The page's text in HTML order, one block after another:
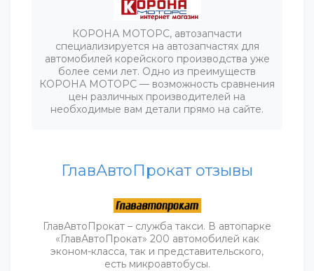
КОРОНА МОТОРС, автозапчасти
специализируется на автозапчастях для
автомобилей корейского производства уже
более семи лет. Одно из преимуществ
КОРОНА МОТОРС — возможность сравнения
цен различных производителей на
необходимые вам детали прямо на сайте.
ГлавАвтоПрокат отзывы
ГлавАвтоПрокат – служба такси. В автопарке
«ГлавАвтоПрокат» 200 автомобилей как
эконом-класса, так и представительского,
есть микроавтобусы.